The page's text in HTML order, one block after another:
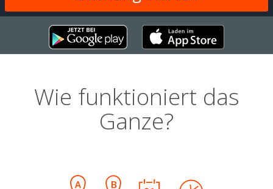
Wie funktioniert das
Ganze?